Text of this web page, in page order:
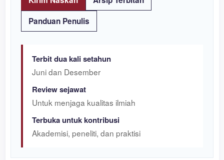
Panduan Penulis
Terbit dua kali setahun
Juni dan Desember
Review sejawat
Untuk menjaga kualitas ilmiah
Terbuka untuk kontribusi
Akademisi, peneliti, dan praktisi